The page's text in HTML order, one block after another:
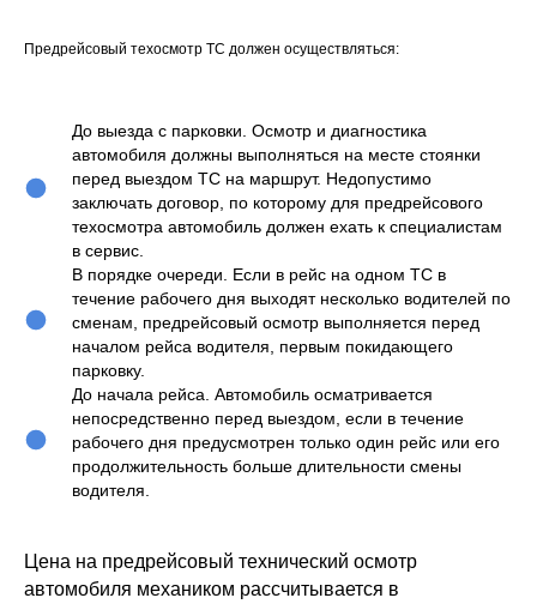
Предрейсовый техосмотр ТС должен осуществляться:
До выезда с парковки. Осмотр и диагностика
автомобиля должны выполняться на месте стоянки
перед выездом ТС на маршрут. Недопустимо
заключать договор, по которому для предрейсового
техосмотра автомобиль должен ехать к специалистам
в сервис.
В порядке очереди. Если в рейс на одном ТС в
течение рабочего дня выходят несколько водителей по
сменам, предрейсовый осмотр выполняется перед
началом рейса водителя, первым покидающего
парковку.
До начала рейса. Автомобиль осматривается
непосредственно перед выездом, если в течение
рабочего дня предусмотрен только один рейс или его
продолжительность больше длительности смены
водителя.
Цена на предрейсовый технический осмотр
автомобиля механиком рассчитывается в